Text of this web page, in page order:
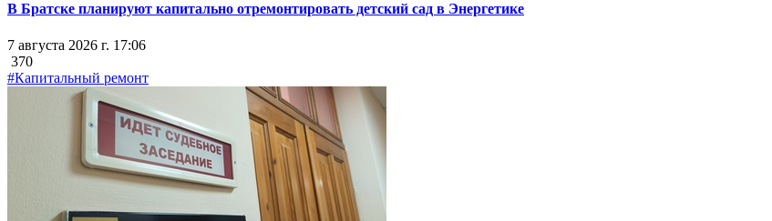
В Братске планируют капитально отремонтировать детский сад в Энергетике
7 августа 2026 г. 17:06
370
#Капитальный ремонт